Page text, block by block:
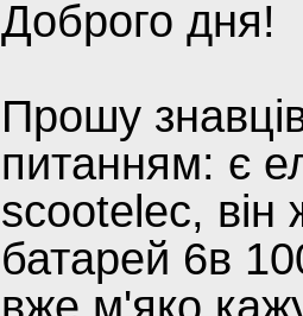
Доброго дня!
Прошу
питанням: є
scootelec, він
батарей 6в